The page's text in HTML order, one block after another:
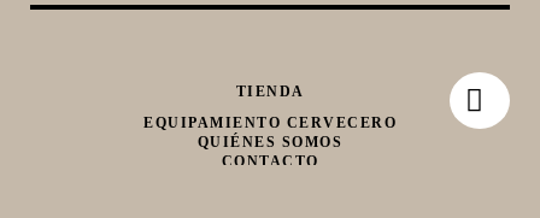
TIENDA
EQUIPAMIENTO CERVECERO
QUIÉNES SOMOS
CONTACTO